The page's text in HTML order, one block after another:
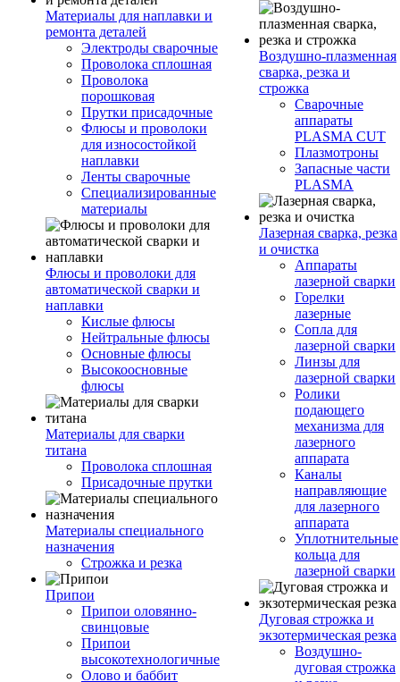
Материалы для наплавки и
ремонта деталей
Электроды сварочные
Проволока сплошная
Проволока
порошковая
Прутки присадочные
Флюсы и проволоки
для износостойкой
наплавки
Ленты сварочные
Специализированные
материалы
Флюсы и проволоки для
автоматической сварки и
наплавки
Кислые флюсы
Нейтральные флюсы
Основные флюсы
Высокоосновные
флюсы
Материалы для сварки
титана
Проволока сплошная
Присадочные прутки
Материалы специального
назначения
Строжка и резка
Припои
Припои оловянно-
свинцовые
Припои
высокотехнологичные
Олово и баббит
Воздушно-плазменная
сварка, резка и
строжка
Сварочные
аппараты
PLASMA CUT
Плазмотроны
Запасные части
PLASMA
Лазерная сварка, резка
и очистка
Аппараты
лазерной сварки
Горелки
лазерные
Сопла для
лазерной сварки
Линзы для
лазерной сварки
Ролики
подающего
механизма для
лазерного
аппарата
Каналы
направляющие
для лазерного
аппарата
Уплотнительные
кольца для
лазерной сварки
Дуговая строжка и
экзотермическая резка
Воздушно-
дуговая строжка